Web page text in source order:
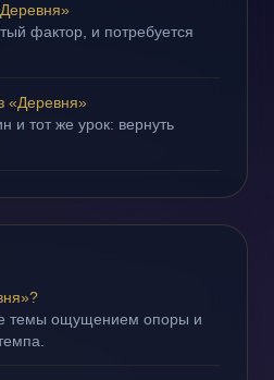
фактор, и потребуется
«Деревня»
и тот же урок: вернуть
темы ощущением опоры и